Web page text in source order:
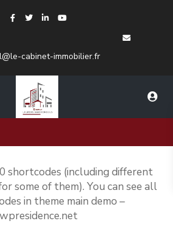
cabinet-immobilier.fr
shortcodes (including different
some of them). You can see all
in theme main demo –
wpresidence.net